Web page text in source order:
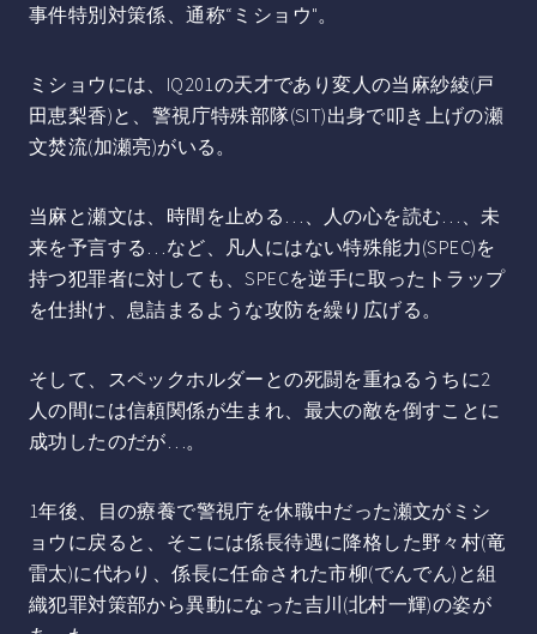
事件特別対策係、通称“ミショウ"。
ミショウには、IQ201の天才であり変人の当麻紗綾(戸
田恵梨香)と、警視庁特殊部隊(SIT)出身で叩き上げの瀬
文焚流(加瀬亮)がいる。
当麻と瀬文は、時間を止める…、人の心を読む…、未
来を予言する…など、凡人にはない特殊能力(SPEC)を
持つ犯罪者に対しても、SPECを逆手に取ったトラップ
を仕掛け、息詰まるような攻防を繰り広げる。
そして、スペックホルダーとの死闘を重ねるうちに2
人の間には信頼関係が生まれ、最大の敵を倒すことに
成功したのだが…。
1年後、目の療養で警視庁を休職中だった瀬文がミシ
ョウに戻ると、そこには係長待遇に降格した野々村(竜
雷太)に代わり、係長に任命された市柳(でんでん)と組
織犯罪対策部から異動になった吉川(北村一輝)の姿が